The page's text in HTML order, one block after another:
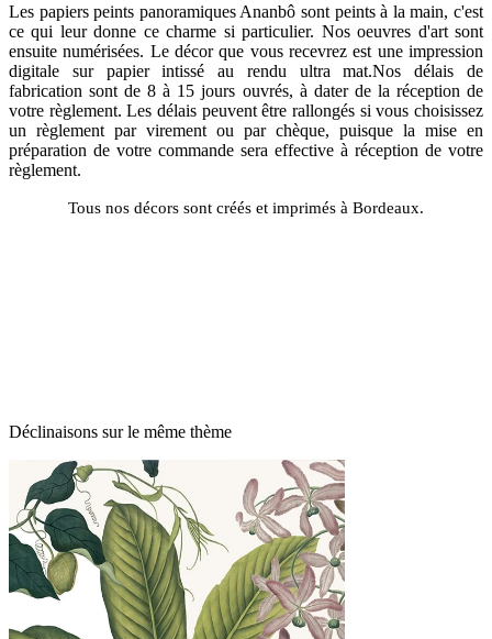
Les papiers peints panoramiques Ananbô sont peints à la main, c'est
ce qui leur donne ce charme si particulier. Nos oeuvres d'art sont
ensuite numérisées. Le décor que vous recevrez est une impression
digitale sur papier intissé au rendu ultra mat.Nos délais de
fabrication sont de 8 à 15 jours ouvrés, à dater de la réception de
votre règlement. Les délais peuvent être rallongés si vous choisissez
un règlement par virement ou par chèque, puisque la mise en
préparation de votre commande sera effective à réception de votre
règlement.
Tous nos décors sont créés et imprimés à Bordeaux.
Déclinaisons sur le même thème